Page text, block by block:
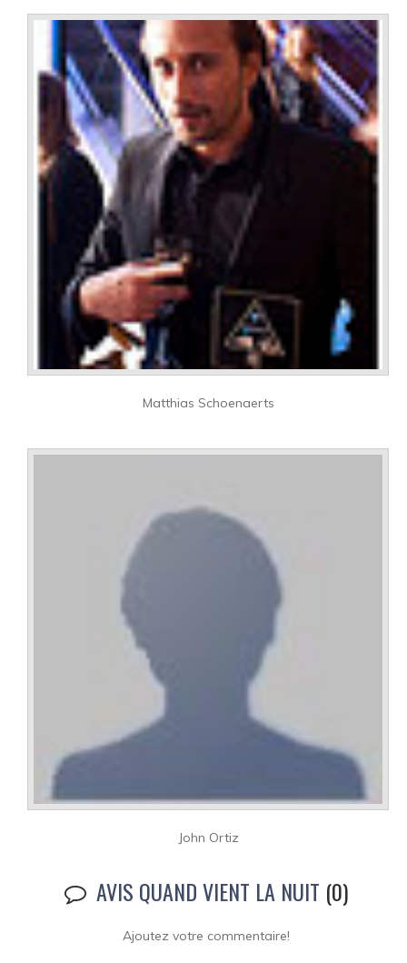
Matthias Schoenaerts
John Ortiz
AVIS QUAND VIENT LA NUIT (0)
Ajoutez votre commentaire!